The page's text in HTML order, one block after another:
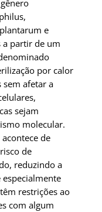
e
a partir de um
por calor
afetar a
sejam
molecular.
de
de
reduzindo a
especialmente
restrições ao
com algum